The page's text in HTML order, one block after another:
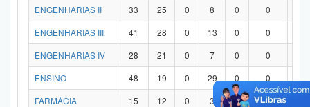
ENGENHARIAS II
33 25 0 8 0 0
ENGENHARIAS III
41 28 0 13 0 0
ENGENHARIAS IV
28 21 0 7 0 0
ENSINO
48 19 0 29 0 0
FARMÁCIA
15 12 0 3 0 0